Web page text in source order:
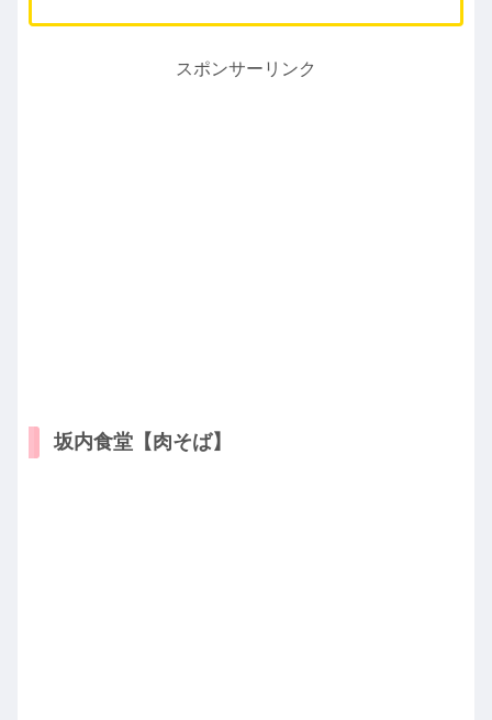
スポンサーリンク
坂内食堂【肉そば】